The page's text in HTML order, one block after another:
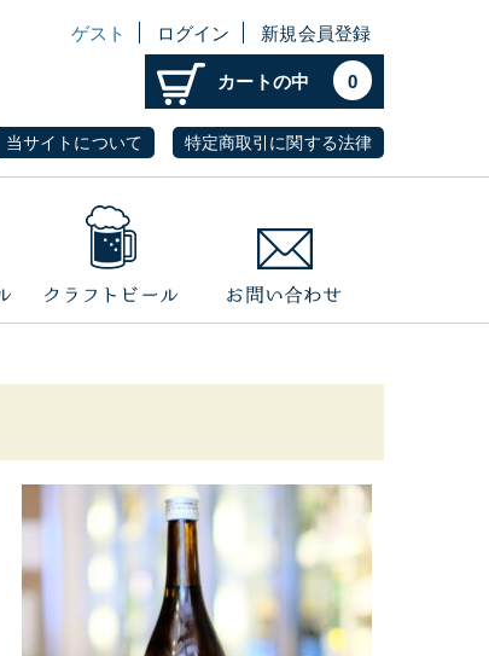
ゲスト ログイン 新規会員登録
カートの中 0
当サイトについて 特定商取引に関する法律